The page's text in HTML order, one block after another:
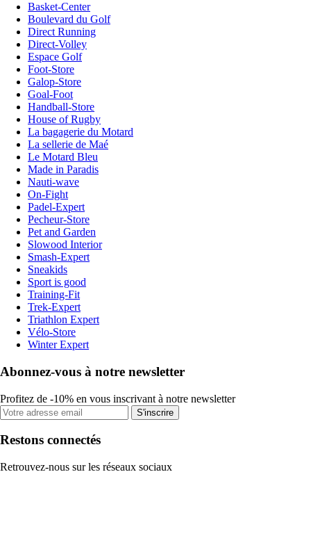
Basket-Center
Boulevard du Golf
Direct Running
Direct-Volley
Espace Golf
Foot-Store
Galop-Store
Goal-Foot
Handball-Store
House of Rugby
La bagagerie du Motard
La sellerie de Maé
Le Motard Bleu
Made in Paradis
Nauti-wave
On-Fight
Padel-Expert
Pecheur-Store
Pet and Garden
Slowood Interior
Smash-Expert
Sneakids
Sport is good
Training-Fit
Trek-Expert
Triathlon Expert
Vélo-Store
Winter Expert
Abonnez-vous à notre newsletter
Profitez de -10% en vous inscrivant à notre newsletter
S'inscrire
Restons connectés
Retrouvez-nous sur les réseaux sociaux